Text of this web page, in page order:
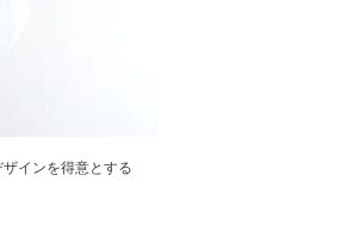
インを得意とする